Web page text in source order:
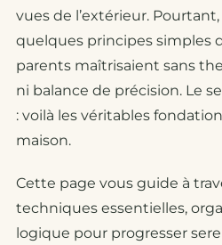
vues de l’extérieur.
quelques principes simples
parents maîtrisaient sans
ni balance de précision. Le
: voilà les véritables
maison.
Cette page vous guide à
techniques essentielles,
logique pour progresser